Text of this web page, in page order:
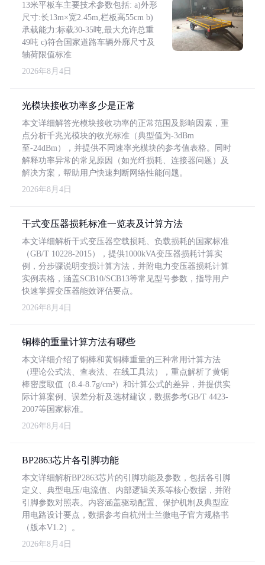
13米平板车主要技术参数包括: a)外形
尺寸:长13m×宽2.45m,栏板高55cm b)
承载能力:标载30-35吨,最大允许总重
49吨 c)符合国家道路车辆外廓尺寸及
轴荷限值标准
2026年8月4日
光模块接收功率多少是正常
本文详细解答光模块接收功率的正常范围及影响因素，重
点分析千兆光模块的收光标准（典型值为-3dBm
至-24dBm），并提供不同速率光模块的参考值表格。同时
解释功率异常的常见原因（如光纤损耗、连接器问题）及
解决方案，帮助用户快速判断网络性能问题。
2026年8月4日
干式变压器损耗标准一览表及计算方法
本文详细解析干式变压器空载损耗、负载损耗的国家标准
（GB/T 10228-2015），提供1000kVA变压器损耗计算实
例，分步骤说明变损计算方法，并附电力变压器损耗计算
实例表格，涵盖SCB10/SCB13等常见型号参数，指导用户
快速掌握变压器能效评估要点。
2026年8月4日
铜棒的重量计算方法有哪些
本文详细介绍了铜棒和黄铜棒重量的三种常用计算方法
（理论公式法、查表法、在线工具法），重点解析了黄铜
棒密度取值（8.4-8.7g/cm³）和计算公式的差异，并提供实
际计算案例、误差分析及选材建议，数据参考GB/T 4423-
2007等国家标准。
2026年8月4日
BP2863芯片各引脚功能
本文详细解析BP2863芯片的引脚功能及参数，包括各引脚
定义、典型电压/电流值、内部逻辑关系等核心数据，并附
引脚参数对照表。内容涵盖驱动配置、保护机制及典型应
用电路设计要点，数据参考自杭州士兰微电子官方规格书
（版本V1.2）。
2026年8月4日